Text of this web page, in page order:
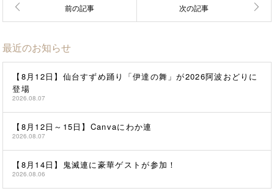
最近のお知らせ
【8月12日】仙台すずめ踊り「伊達の舞」が2026阿波おどりに
登場
2026.08.07
【8月12日～15日】Canvaにわか連
2026.08.07
【8月14日】鬼滅連に豪華ゲストが参加！
2026.08.06